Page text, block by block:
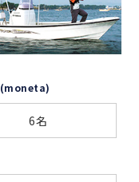
(moneta)
6名